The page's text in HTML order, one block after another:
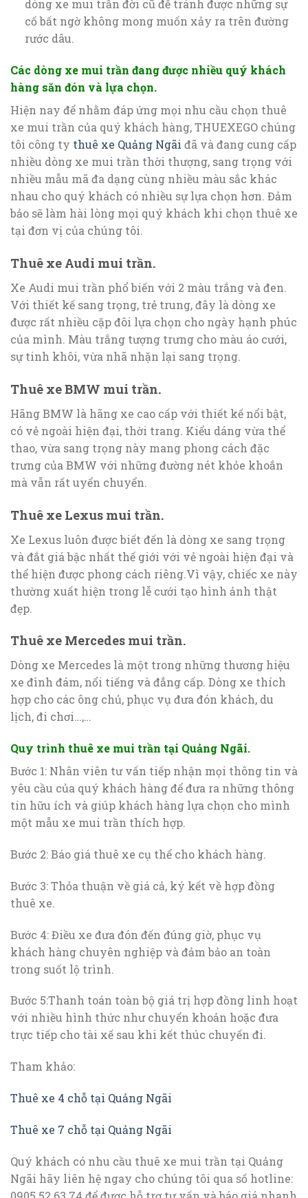
dòng xe mui trần đời cũ để tránh được những sự
cố bất ngờ không mong muốn xảy ra trên đường
rước dâu.
Các dòng xe mui trần đang được nhiều quý khách
hàng săn đón và lựa chọn.
Hiện nay để nhằm đáp ứng mọi nhu cầu chọn thuê
xe mui trần của quý khách hàng, THUEXEGO chúng
tôi công ty thuê xe Quảng Ngãi đã và đang cung cấp
nhiều dòng xe mui trần thời thượng, sang trọng với
nhiều mẫu mã đa dạng cùng nhiều màu sắc khác
nhau cho quý khách có nhiều sự lựa chọn hơn. Đảm
bảo sẽ làm hài lòng mọi quý khách khi chọn thuê xe
tại đơn vị của chúng tôi.
Thuê xe Audi mui trần.
Xe Audi mui trần phổ biến với 2 màu trắng và đen.
Với thiết kế sang trọng, trẻ trung, đây là dòng xe
được rất nhiều cặp đôi lựa chọn cho ngày hạnh phúc
của mình. Màu trắng tượng trưng cho màu áo cưới,
sự tinh khôi, vừa nhã nhặn lại sang trọng.
Thuê xe BMW mui trần.
Hãng BMW là hãng xe cao cấp với thiết kế nổi bật,
có vẻ ngoài hiện đại, thời trang. Kiểu dáng vừa thể
thao, vừa sang trọng này mang phong cách đặc
trưng của BMW với những đường nét khỏe khoắn
mà vẫn rất uyển chuyển.
Thuê xe Lexus mui trần.
Xe Lexus luôn được biết đến là dòng xe sang trọng
và đắt giá bậc nhất thế giới với vẻ ngoài hiện đại và
thể hiện được phong cách riêng.Vì vậy, chiếc xe này
thường xuất hiện trong lễ cưới tạo hình ảnh thật
đẹp.
Thuê xe Mercedes mui trần.
Dòng xe Mercedes là một trong những thương hiệu
xe đình đám, nổi tiếng và đẳng cấp. Dòng xe thích
hợp cho các ông chủ, phục vụ đưa đón khách, du
lịch, đi chơi…,…
Quy trình thuê xe mui trần tại Quảng Ngãi.
Bước 1: Nhân viên tư vấn tiếp nhận mọi thông tin và
yêu cầu của quý khách hàng để đưa ra những thông
tin hữu ích và giúp khách hàng lựa chọn cho mình
một mẫu xe mui trần thích hợp.
Bước 2: Báo giá thuê xe cụ thể cho khách hàng.
Bước 3: Thỏa thuận về giá cả, ký kết về hợp đồng
thuê xe.
Bước 4: Điều xe đưa đón đến đúng giờ, phục vụ
khách hàng chuyên nghiệp và đảm bảo an toàn
trong suốt lộ trình.
Bước 5:Thanh toán toàn bộ giá trị hợp đồng linh hoạt
với nhiều hình thức như chuyển khoản hoặc đưa
trực tiếp cho tài xế sau khi kết thúc chuyến đi.
Tham khảo:
Thuê xe 4 chỗ tại Quảng Ngãi
Thuê xe 7 chỗ tại Quảng Ngãi
Quý khách có nhu cầu thuê xe mui trần tại Quảng
Ngãi hãy liên hệ ngay cho chúng tôi qua số hotline: